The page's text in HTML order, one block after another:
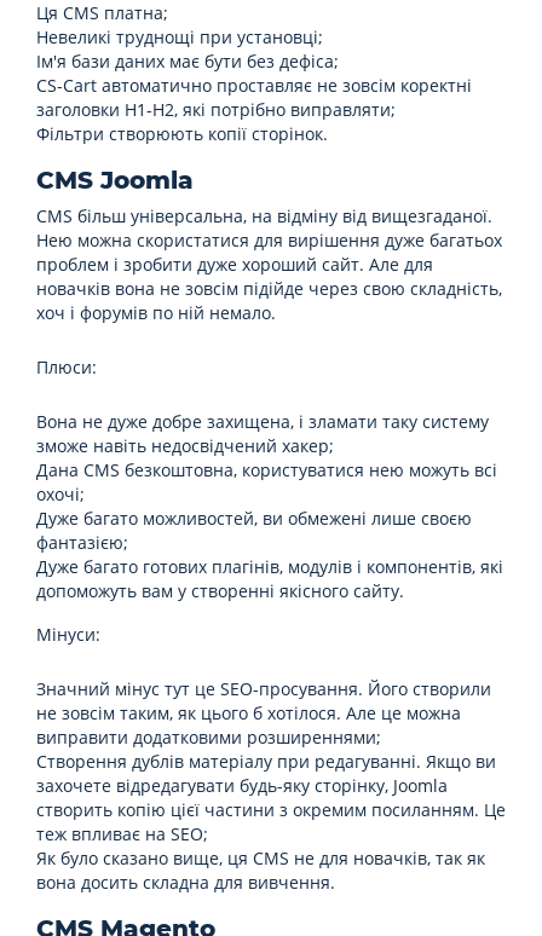
Ця CMS платна;
Невеликі труднощі при установці;
Ім'я бази даних має бути без дефіса;
CS-Cart автоматично проставляє не зовсім коректні
заголовки H1-H2, які потрібно виправляти;
Фільтри створюють копії сторінок.
CMS Joomla
CMS більш універсальна, на відміну від вищезгаданої.
Нею можна скористатися для вирішення дуже багатьох
проблем і зробити дуже хороший сайт. Але для
новачків вона не зовсім підійде через свою складність,
хоч і форумів по ній немало.
Плюси:
Вона не дуже добре захищена, і зламати таку систему
зможе навіть недосвідчений хакер;
Дана CMS безкоштовна, користуватися нею можуть всі
охочі;
Дуже багато можливостей, ви обмежені лише своєю
фантазією;
Дуже багато готових плагінів, модулів і компонентів, які
допоможуть вам у створенні якісного сайту.
Мінуси:
Значний мінус тут це SEO-просування. Його створили
не зовсім таким, як цього б хотілося. Але це можна
виправити додатковими розширеннями;
Створення дублів матеріалу при редагуванні. Якщо ви
захочете відредагувати будь-яку сторінку, Joomla
створить копію цієї частини з окремим посиланням. Це
теж впливає на SEO;
Як було сказано вище, ця CMS не для новачків, так як
вона досить складна для вивчення.
CMS Magento